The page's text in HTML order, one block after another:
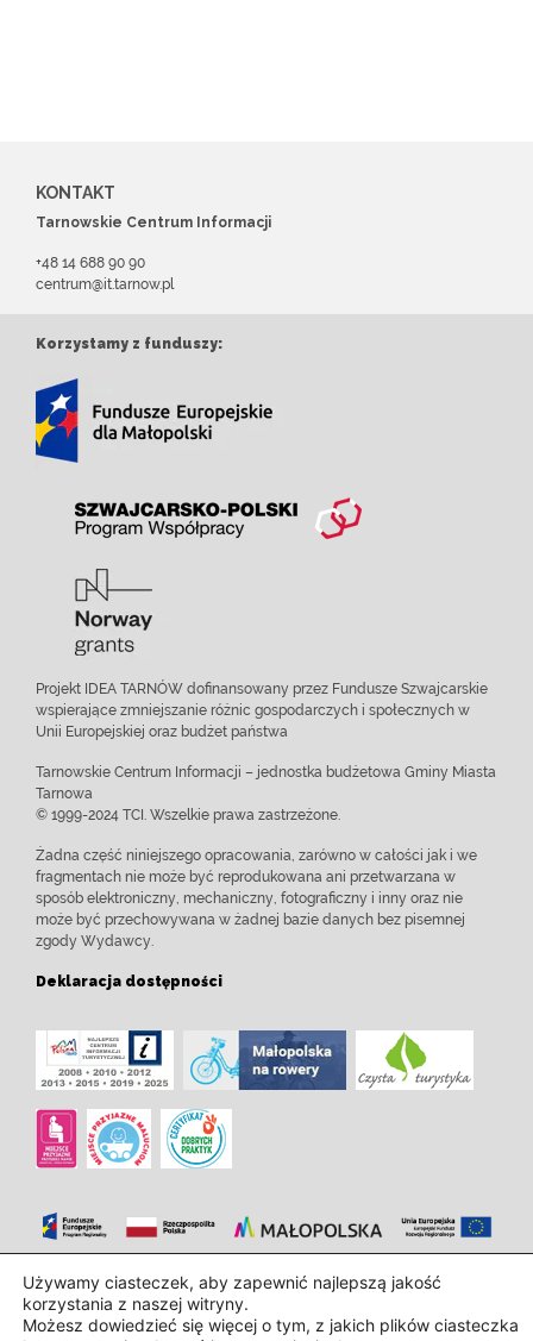
KONTAKT
Tarnowskie Centrum Informacji
+48 14 688 90 90
centrum@it.tarnow.pl
Korzystamy z funduszy:
Projekt IDEA TARNÓW dofinansowany przez Fundusze Szwajcarskie
wspierające zmniejszanie różnic gospodarczych i społecznych w
Unii Europejskiej oraz budżet państwa
Tarnowskie Centrum Informacji – jednostka budżetowa Gminy Miasta
Tarnowa
© 1999-2024 TCI. Wszelkie prawa zastrzeżone.
Żadna część niniejszego opracowania, zarówno w całości jak i we
fragmentach nie może być reprodukowana ani przetwarzana w
sposób elektroniczny, mechaniczny, fotograficzny i inny oraz nie
może być przechowywana w żadnej bazie danych bez pisemnej
zgody Wydawcy.
Deklaracja dostępności
Zaprojektowanie i wdrożenie:InTechHouse.com
Używamy ciasteczek, aby zapewnić najlepszą jakość
korzystania z naszej witryny.
Możesz dowiedzieć się więcej o tym, z jakich plików ciasteczka